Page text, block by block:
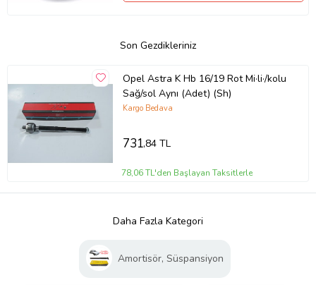
Son Gezdikleriniz
Opel Astra K Hb 16/19 Rot Mi·li·/kolu
Sağ/sol Aynı (Adet) (Sh)
Kargo Bedava
731,84 TL
78,06 TL'den Başlayan Taksitlerle
Daha Fazla Kategori
Amortisör, Süspansiyon